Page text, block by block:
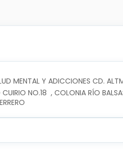
MENTAL Y ADICCIONES CD.
CUIRIO NO.18  , COLONIA RÍO